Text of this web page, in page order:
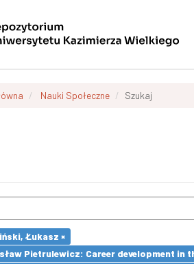
Nauki Społeczne Szukaj
Łukasz ×
Pietrulewicz: Career development